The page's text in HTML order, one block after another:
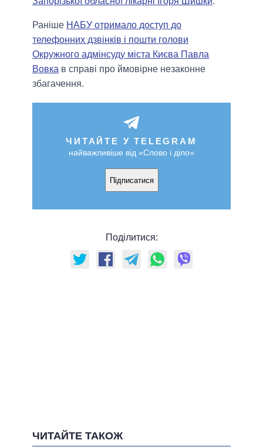
Раніше НАБУ отримало доступ до
телефонних дзвінків і пошти голови
Окружного адмінсуду міста Києва Павла
Вовка в справі про ймовірне незаконне
збагачення.
ЧИТАЙТЕ У TELEGRAM
найважливіше від «Слово і діло»
Підписатися
Поділитися:
ЧИТАЙТЕ ТАКОЖ